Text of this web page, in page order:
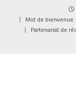
Mot de bienvenue
Partenariat de